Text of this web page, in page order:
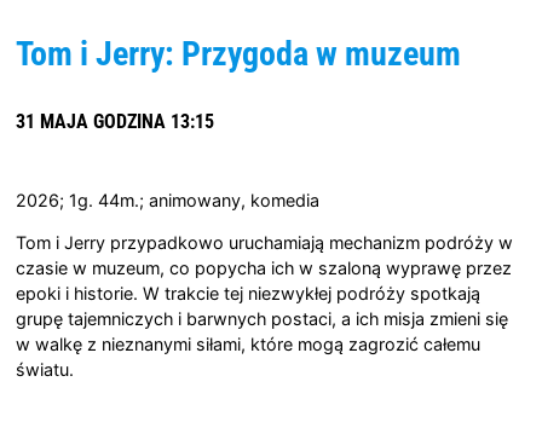
Tom i Jerry: Przygoda w muzeum
31 MAJA GODZINA 13:15
2026; 1g. 44m.; animowany, komedia
Tom i Jerry przypadkowo uruchamiają mechanizm podróży w
czasie w muzeum, co popycha ich w szaloną wyprawę przez
epoki i historie. W trakcie tej niezwykłej podróży spotkają
grupę tajemniczych i barwnych postaci, a ich misja zmieni się
w walkę z nieznanymi siłami, które mogą zagrozić całemu
światu.